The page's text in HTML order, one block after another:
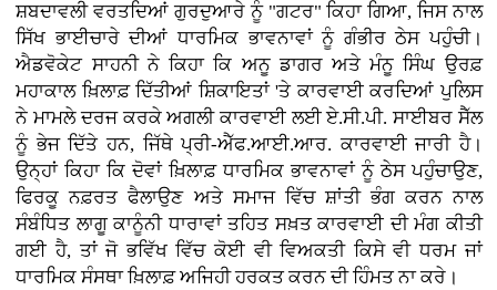
ਸ਼ਬਦਾਵਲੀ ਵਰਤਦਿਆਂ ਗੁਰਦੁਆਰੇ ਨੂੰ "ਗਟਰ" ਕਿਹਾ ਗਿਆ, ਜਿਸ ਨਾਲ
ਸਿੱਖ ਭਾਈਚਾਰੇ ਦੀਆਂ ਧਾਰਮਿਕ ਭਾਵਨਾਵਾਂ ਨੂੰ ਗੰਭੀਰ ਠੇਸ ਪਹੁੰਚੀ।
ਐਡਵੋਕੇਟ ਸਾਹਨੀ ਨੇ ਕਿਹਾ ਕਿ ਅਨੂ ਡਾਗਰ ਅਤੇ ਮੰਨੂ ਸਿੰਘ ਉਰਫ਼
ਮਹਾਕਾਲ ਖ਼ਿਲਾਫ਼ ਦਿੱਤੀਆਂ ਸ਼ਿਕਾਇਤਾਂ 'ਤੇ ਕਾਰਵਾਈ ਕਰਦਿਆਂ ਪੁਲਿਸ
ਨੇ ਮਾਮਲੇ ਦਰਜ ਕਰਕੇ ਅਗਲੀ ਕਾਰਵਾਈ ਲਈ ਏ.ਸੀ.ਪੀ. ਸਾਈਬਰ ਸੈੱਲ
ਨੂੰ ਭੇਜ ਦਿੱਤੇ ਹਨ, ਜਿੱਥੇ ਪ੍ਰੀ-ਐੱਫ.ਆਈ.ਆਰ. ਕਾਰਵਾਈ ਜਾਰੀ ਹੈ।
ਉਨ੍ਹਾਂ ਕਿਹਾ ਕਿ ਦੋਵਾਂ ਖ਼ਿਲਾਫ਼ ਧਾਰਮਿਕ ਭਾਵਨਾਵਾਂ ਨੂੰ ਠੇਸ ਪਹੁੰਚਾਉਣ,
ਫਿਰਕੂ ਨਫ਼ਰਤ ਫੈਲਾਉਣ ਅਤੇ ਸਮਾਜ ਵਿੱਚ ਸ਼ਾਂਤੀ ਭੰਗ ਕਰਨ ਨਾਲ
ਸੰਬੰਧਿਤ ਲਾਗੂ ਕਾਨੂੰਨੀ ਧਾਰਾਵਾਂ ਤਹਿਤ ਸਖ਼ਤ ਕਾਰਵਾਈ ਦੀ ਮੰਗ ਕੀਤੀ
ਗਈ ਹੈ, ਤਾਂ ਜੋ ਭਵਿੱਖ ਵਿੱਚ ਕੋਈ ਵੀ ਵਿਅਕਤੀ ਕਿਸੇ ਵੀ ਧਰਮ ਜਾਂ
ਧਾਰਮਿਕ ਸੰਸਥਾ ਖ਼ਿਲਾਫ਼ ਅਜਿਹੀ ਹਰਕਤ ਕਰਨ ਦੀ ਹਿੰਮਤ ਨਾ ਕਰੇ।